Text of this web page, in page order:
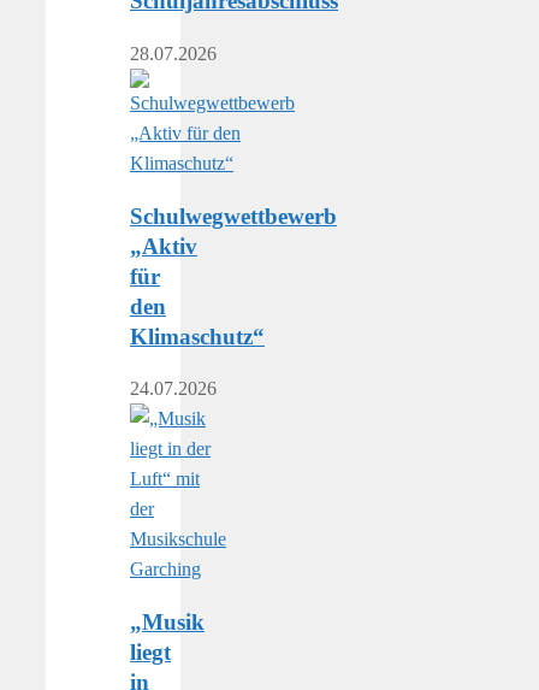
28.07.2026
Schulwegwettbewerb
„Aktiv
für
den
Klimaschutz“
24.07.2026
„Musik
liegt
in